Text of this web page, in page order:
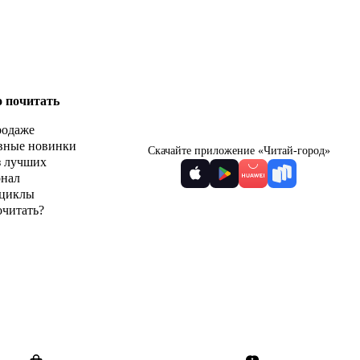
почитать
новинки
лучших
Скачайте приложение «Читай-город»